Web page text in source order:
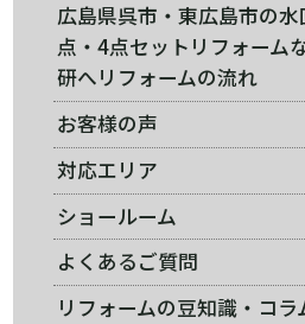
広島県呉市・東広島市の
点・4点セットリフォーム
研へリフォームの流れ
お客様の声
対応エリア
ショールーム
よくあるご質問
リフォームの豆知識・コラ